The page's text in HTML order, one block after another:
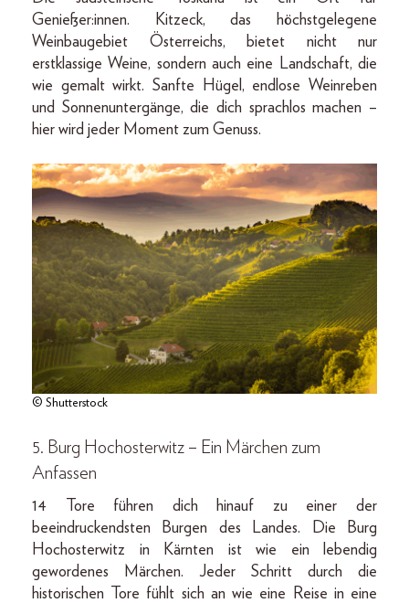
Genießer:innen. Kitzeck, das höchstgelegene
Weinbaugebiet Österreichs, bietet nicht nur
erstklassige Weine, sondern auch eine Landschaft, die
wie gemalt wirkt. Sanfte Hügel, endlose Weinreben
und Sonnenuntergänge, die dich sprachlos machen –
hier wird jeder Moment zum Genuss.
© Shutterstock
5. Burg Hochosterwitz – Ein Märchen zum
Anfassen
14 Tore führen dich hinauf zu einer der
beeindruckendsten Burgen des Landes. Die Burg
Hochosterwitz in Kärnten ist wie ein lebendig
gewordenes Märchen. Jeder Schritt durch die
historischen Tore fühlt sich an wie eine Reise in eine